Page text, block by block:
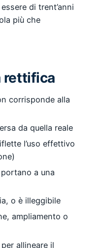
di trent’anni
più che
rettifica
corrisponde alla
da quella reale
l’uso effettivo
a una
o è illeggibile
ampliamento o
allineare il